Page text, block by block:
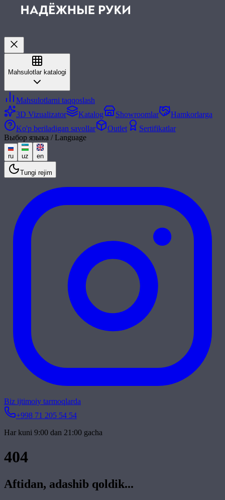
Mahsulotlar katalogi
Mahsulotlarni taqqoslash
3D Vizualizator
Katalog Showroomlar
Hamkorlarga
Ko'p beriladigan savollar
Outlet
Sertifikatlar
Выбор языка / Language
ru uz en
Tungi rejim
Biz ijtimoiy tarmoqlarda
+998 71 205 54 54
Har kuni 9:00 dan 21:00 gacha
404
Aftidan, adashib qoldik...